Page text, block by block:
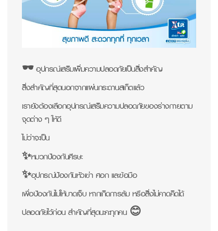
🕶 อุปกรณ์เสริมเพิ่มความปลอดภัยเป็นสิ่งสำคัญ
สิ่งสำคัญที่สุดนอกจากแผ่นกระดานสเก็ตแล้ว
เรายังต้องเลือกอุปกรณ์เสริมความปลอดภัยของร่างกายตาม
จุดต่าง ๆ ให้ดี
ไม่ว่าจะเป็น
✨หมวกป้องกันศีรษะ
✨อุปกรณ์ป้องกันหัวเข่า ศอก และข้อมือ
เพื่อป้องกันไม่ให้บาดเจ็บ หากเกิดการล้ม หรือสิ่งไม่คาดคิดได้
ปลอดภัยไว้ก่อน สำคัญที่สุดนะคะทุกคน 😊